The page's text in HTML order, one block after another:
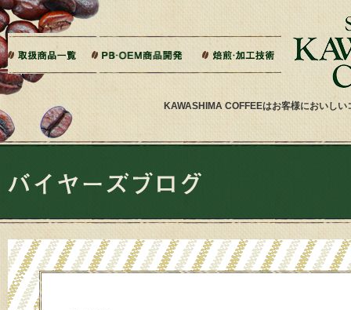
KAWASHIMA COFFEEはお客様においし
本文へジャンプ
ドリップバッグ加工
ティーバッグ加工
リキッドコーヒー加工
オーダー焙煎
パッケージデザイン・印刷